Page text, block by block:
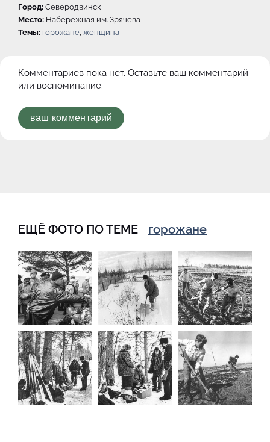
Город: Северодвинск
Место: Набережная им. Зрячева
Темы: горожане, женщина
Комментариев пока нет. Оставьте ваш комментарий
или воспоминание.
ваш комментарий
ЕЩЁ ФОТО ПО ТЕМЕ горожане